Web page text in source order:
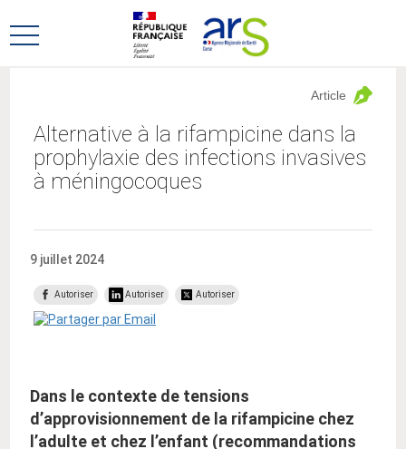
au
menu
au
contenu
Ouvrir
Alternative à la rifampicine dans la
prophylaxie des infections invasives
à méningocoques
Article
9 juillet 2024
Autoriser Autoriser Autoriser
Dans le contexte de tensions
d’approvisionnement de la rifampicine chez
l’adulte et chez l’enfant (recommandations